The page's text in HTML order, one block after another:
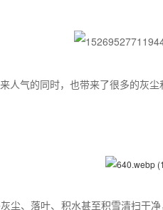
气的同时，也带来了很多的灰
尘、落叶、积水甚至积雪清扫干